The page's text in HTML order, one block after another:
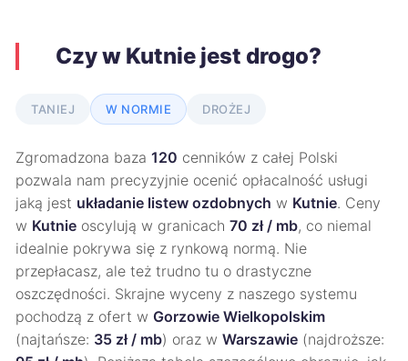
Czy w Kutnie jest drogo?
TANIEJ W NORMIE DROŻEJ
Zgromadzona baza 120 cenników z całej Polski
pozwala nam precyzyjnie ocenić opłacalność usługi
jaką jest układanie listew ozdobnych w Kutnie. Ceny
w Kutnie oscylują w granicach 70 zł / mb, co niemal
idealnie pokrywa się z rynkową normą. Nie
przepłacasz, ale też trudno tu o drastyczne
oszczędności. Skrajne wyceny z naszego systemu
pochodzą z ofert w Gorzowie Wielkopolskim
(najtańsze: 35 zł / mb) oraz w Warszawie (najdroższe: